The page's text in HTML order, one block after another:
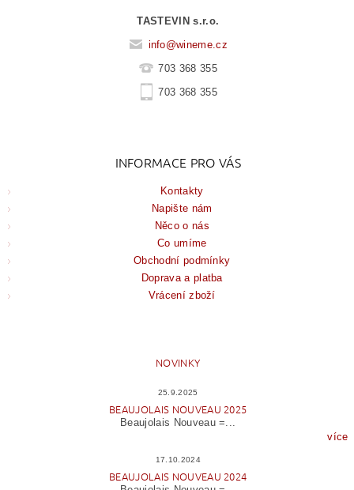
TASTEVIN s.r.o.
info@wineme.cz
703 368 355
703 368 355
INFORMACE PRO VÁS
Kontakty
Napište nám
Něco o nás
Co umíme
Obchodní podmínky
Doprava a platba
Vrácení zboží
NOVINKY
25.9.2025
BEAUJOLAIS NOUVEAU 2025
Beaujolais Nouveau =...
více
17.10.2024
BEAUJOLAIS NOUVEAU 2024